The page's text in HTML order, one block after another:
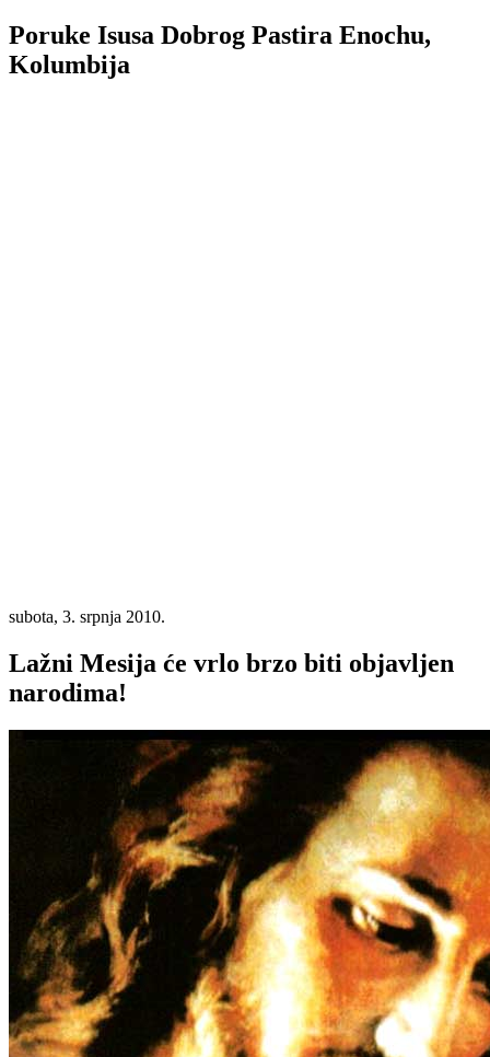
Poruke Isusa Dobrog Pastira Enochu,
Kolumbija
subota, 3. srpnja 2010.
Lažni Mesija će vrlo brzo biti objavljen
narodima!